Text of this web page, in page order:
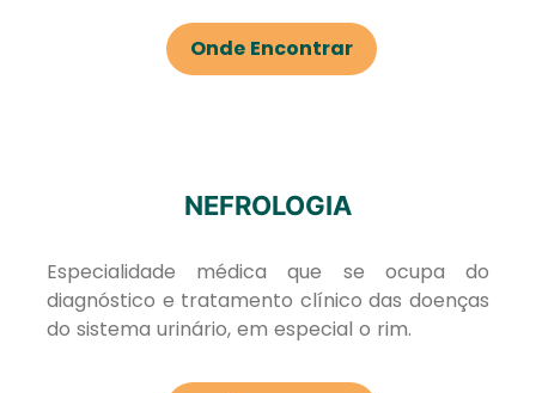
Onde Encontrar
NEFROLOGIA
Especialidade médica que se ocupa do
diagnóstico e tratamento clínico das doenças
do sistema urinário, em especial o rim.